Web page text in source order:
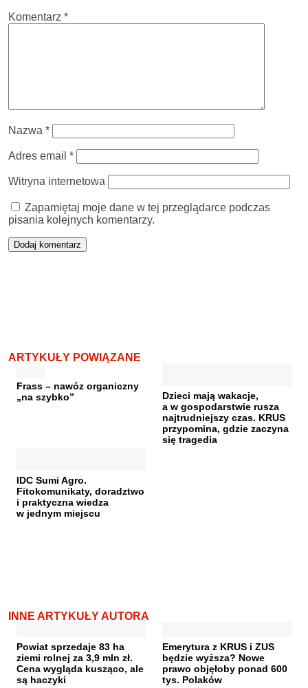
Komentarz *
Nazwa *
Adres email *
Witryna internetowa
Zapamiętaj moje dane w tej przeglądarce podczas
pisania kolejnych komentarzy.
ARTYKUŁY POWIĄZANE
Frass – nawóz organiczny
„na szybko”
Dzieci mają wakacje,
a w gospodarstwie rusza
najtrudniejszy czas. KRUS
przypomina, gdzie zaczyna
się tragedia
IDC Sumi Agro.
Fitokomunikaty, doradztwo
i praktyczna wiedza
w jednym miejscu
INNE ARTYKUŁY AUTORA
Powiat sprzedaje 83 ha
ziemi rolnej za 3,9 mln zł.
Cena wygląda kusząco, ale
są haczyki
Emerytura z KRUS i ZUS
będzie wyższa? Nowe
prawo objęłoby ponad 600
tys. Polaków